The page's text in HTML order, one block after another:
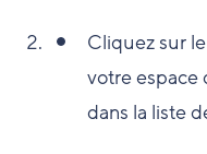
Cliquez sur
votre espace
dans la liste